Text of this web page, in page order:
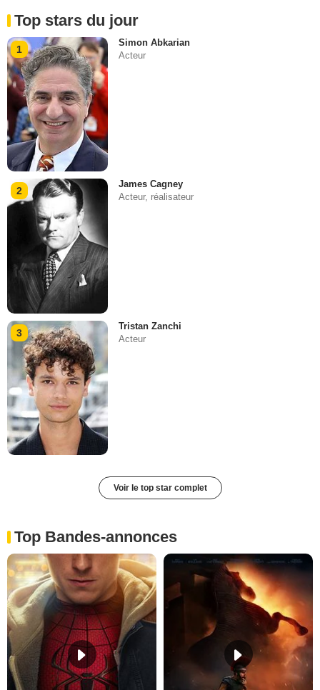
Top stars du jour
1
Simon Abkarian
Acteur
2
James Cagney
Acteur, réalisateur
3
Tristan Zanchi
Acteur
Voir le top star complet
Top Bandes-annonces